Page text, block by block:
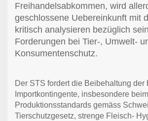
Freihandelsabkommen, wird
geschlossene Uebereinkunft mit
kritisch analysieren bezüglich
Forderungen bei Tier-, Umwelt-
Konsumentenschutz.
Der STS fordert die Beibehaltung der
Importkontingente, insbesondere
Produktionsstandards gemäss
Tierschutzgesetz, strenge Fleisch-